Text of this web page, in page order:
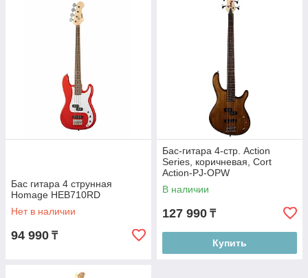
Бас гитара 4 струнная
Homage HEB710RD
Нет в наличии
94 990 ₸
Бас-гитара 4-стр. Action
Series, коричневая, Cort
Action-PJ-OPW
В наличии
127 990 ₸
Купить